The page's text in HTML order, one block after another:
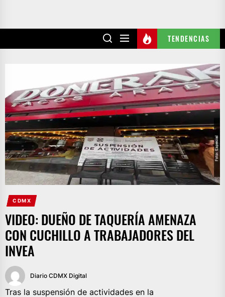
TENDENCIAS
CDMX
VIDEO: DUEÑO DE TAQUERÍA AMENAZA
CON CUCHILLO A TRABAJADORES DEL
INVEA
Diario CDMX Digital
Tras la suspensión de actividades en la